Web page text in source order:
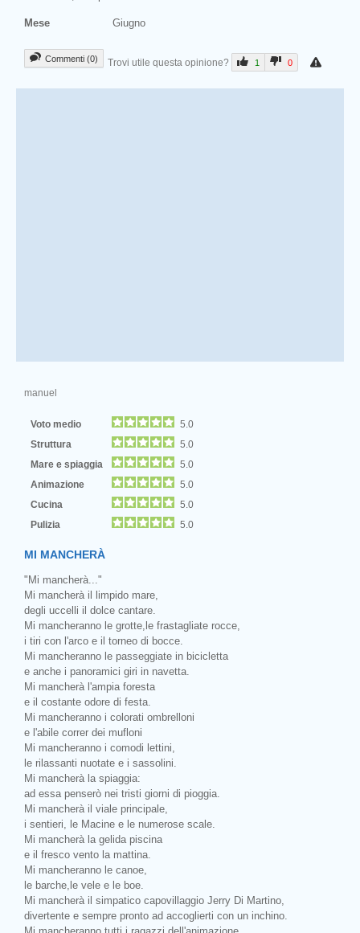
Mese Giugno
Commenti (0) Trovi utile questa opinione? 1 0
manuel
Voto medio
5.0
Struttura
5.0
Mare e spiaggia
5.0
Animazione
5.0
Cucina
5.0
Pulizia
5.0
MI MANCHERÀ
"Mi mancherà..."
Mi mancherà il limpido mare,
degli uccelli il dolce cantare.
Mi mancheranno le grotte,le frastagliate rocce,
i tiri con l'arco e il torneo di bocce.
Mi mancheranno le passeggiate in bicicletta
e anche i panoramici giri in navetta.
Mi mancherà l'ampia foresta
e il costante odore di festa.
Mi mancheranno i colorati ombrelloni
e l'abile correr dei mufloni
Mi mancheranno i comodi lettini,
le rilassanti nuotate e i sassolini.
Mi mancherà la spiaggia:
ad essa penserò nei tristi giorni di pioggia.
Mi mancherà il viale principale,
i sentieri, le Macine e le numerose scale.
Mi mancherà la gelida piscina
e il fresco vento la mattina.
Mi mancheranno le canoe,
le barche,le vele e le boe.
Mi mancherà il simpatico capovillaggio Jerry Di Martino,
divertente e sempre pronto ad accoglierti con un inchino.